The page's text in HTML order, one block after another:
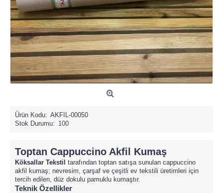
Ürün Kodu: AKFIL-00050
Stok Durumu: 100
Toptan Cappuccino Akfil Kumaş
Köksallar Tekstil tarafından toptan satışa sunulan cappuccino
akfil kumaş; nevresim, çarşaf ve çeşitli ev tekstili üretimleri için
tercih edilen, düz dokulu pamuklu kumaştır.
Teknik Özellikler